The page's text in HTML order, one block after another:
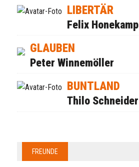
LIBERTÄR
Felix Honekamp
GLAUBEN
Peter Winnemöller
BUNTLAND
Thilo Schneider
FREUNDE